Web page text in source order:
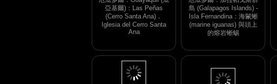
厄瓜多爾．Guayaquil (瓜
亞基爾)：Las Peñas
(Cerro Santa Ana)．
Iglesia del Cerro Santa
厄瓜多爾．加拉帕戈斯群
島 (Galapagos Islands) -
Isla Fernandina：海鬛蜥
(marine iguanas) 與頭上